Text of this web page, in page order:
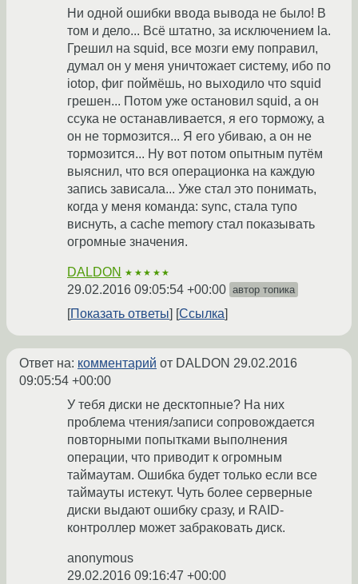
Ни одной ошибки ввода вывода не было! В
том и дело... Всё штатно, за исключением la.
Грешил на squid, все мозги ему поправил,
думал он у меня уничтожает систему, ибо по
iotop, фиг поймёшь, но выходило что squid
грешен... Потом уже остановил squid, а он
ссука не останавливается, я его торможу, а
он не тормозится... Я его убиваю, а он не
тормозится... Ну вот потом опытным путём
выяснил, что вся операционка на каждую
запись зависала... Уже стал это понимать,
когда у меня команда: sync, стала тупо
виснуть, а cache memory стал показывать
огромные значения.
DALDON ★★★★★
29.02.2016 09:05:54 +00:00 автор топика
Показать ответы Ссылка
Ответ на: комментарий от DALDON 29.02.2016
09:05:54 +00:00
У тебя диски не десктопные? На них
проблема чтения/записи сопровождается
повторными попытками выполнения
операции, что приводит к огромным
таймаутам. Ошибка будет только если все
таймауты истекут. Чуть более серверные
диски выдают ошибку сразу, и RAID-
контроллер может забраковать диск.
anonymous
29.02.2016 09:16:47 +00:00